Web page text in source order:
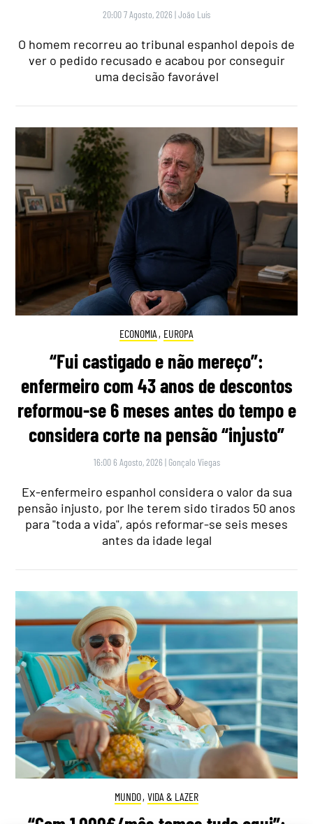
20:00 7 Agosto, 2026 |João Luís
O homem recorreu ao tribunal espanhol depois de
ver o pedido recusado e acabou por conseguir
uma decisão favorável
ECONOMIA , EUROPA
“Fui castigado e não mereço”:
enfermeiro com 43 anos de descontos
reformou-se 6 meses antes do tempo e
considera corte na pensão “injusto”
16:00 6 Agosto, 2026 | Gonçalo Viegas
Ex-enfermeiro espanhol considera o valor da sua
pensão injusto, por lhe terem sido tirados 50 anos
para "toda a vida", após reformar-se seis meses
antes da idade legal
MUNDO, VIDA & LAZER